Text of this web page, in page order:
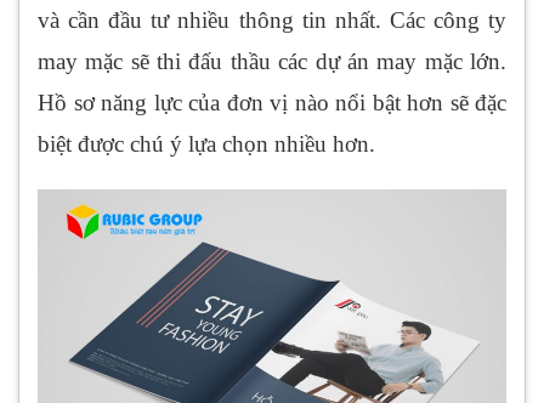
và cần đầu tư nhiều thông tin nhất. Các công ty
may mặc sẽ thi đấu thầu các dự án may mặc lớn.
Hồ sơ năng lực của đơn vị nào nổi bật hơn sẽ đặc
biệt được chú ý lựa chọn nhiều hơn.